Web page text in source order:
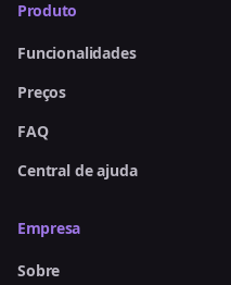
Produto
Funcionalidades
Preços
FAQ
Central de ajuda
Empresa
Sobre